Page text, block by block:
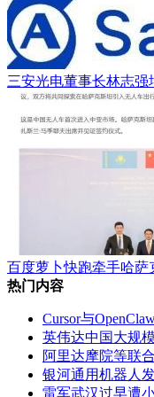
三安光电董事长林志强
百度萝卜快跑牵手哈萨
热门内容
Cursor与
英伟达中国大规
阿里达摩院等联
银河通用机器人
雷军武汉过早遭